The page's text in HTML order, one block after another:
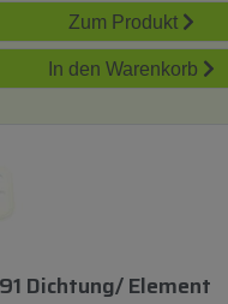
Zum Produkt
In den Warenkorb
Dichtung/ Element